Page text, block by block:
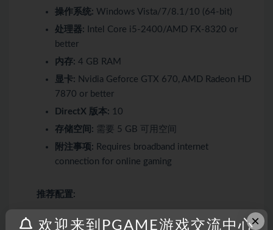
操作系统: Windows Vista/7/8.1/10 (64-bit)
处理器: Intel Core i5-2400/AMD FX-8320 or
better
内存: 4 GB RAM
显卡: Nvidia Geforce GTX 670, AMD Radeon HD
7870 or better
DirectX 版本: 10
存储空间: 需要 5 GB 可用空间
附注事项: Requires broadband internet
connection for online gaming
推荐配置:
需要 64 位处理器和操作系统 ×
欢迎来到PGAME游戏交流中心